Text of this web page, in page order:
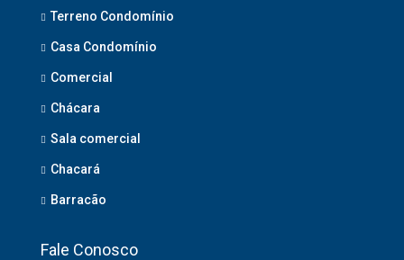
Terreno Condomínio
Casa Condomínio
Comercial
Chácara
Sala comercial
Chacará
Barracão
Fale Conosco